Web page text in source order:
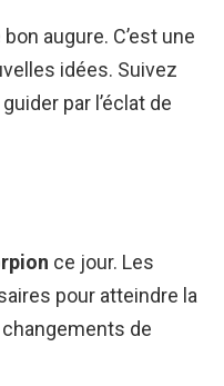
bon augure. C’est une
idées. Suivez
par l’éclat de
ce jour. Les
pour atteindre la
de